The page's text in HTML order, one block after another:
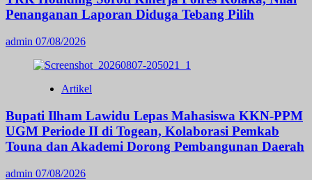
Penanganan Laporan Diduga Tebang Pilih
admin 07/08/2026
Artikel
Bupati Ilham Lawidu Lepas Mahasiswa KKN-PPM
UGM Periode II di Togean, Kolaborasi Pemkab
Touna dan Akademi Dorong Pembangunan Daerah
admin 07/08/2026